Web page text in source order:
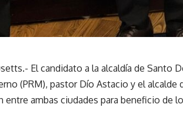
El candidato a la alcaldía de Santo
(PRM), pastor Dío Astacio y el alcalde
entre ambas ciudades para beneficio de